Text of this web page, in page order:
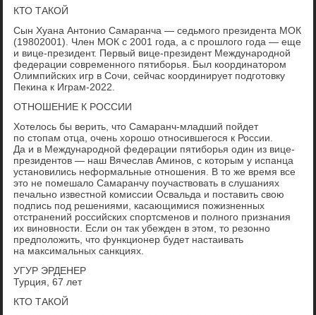
КТО ТАКОЙ
Сын Хуана Антонио Самаранча — седьмого президента МОК
(19802001). Член МОК с 2001 года, а с прошлого года — еще
и вице-президент. Первый вице-президент Международной
федерации современного пятиборья. Был координатором
Олимпийских игр в Сочи, сейчас координирует подготовку
Пекина к Играм-2022.
ОТНОШЕНИЕ К РОССИИ
Хотелось бы верить, что Самаранч-младший пойдет
по стопам отца, очень хорошо относившегося к России.
Да и в Международной федерации пятиборья один из вице-
президентов — наш Вячеслав Аминов, с которым у испанца
установились неформальные отношения. В то же время все
это не помешало Самаранчу поучаствовать в слушаниях
печально известной комиссии Освальда и поставить свою
подпись под решениями, касающимися пожизненных
отстранений российских спортсменов и полного признания
их виновности. Если он так убежден в этом, то резонно
предположить, что функционер будет настаивать
на максимальных санкциях.
УГУР ЭРДЕНЕР
Турция, 67 лет
КТО ТАКОЙ